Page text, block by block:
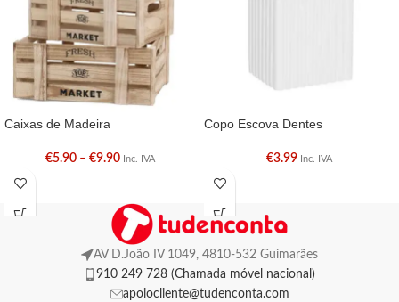
Caixas de Madeira
€5.90 – €9.90 Inc. IVA
Copo Escova Dentes
€3.99 Inc. IVA
AV D.João IV 1049, 4810-532 Guimarães
910 249 728 (Chamada móvel nacional)
apoiocliente@tudenconta.com